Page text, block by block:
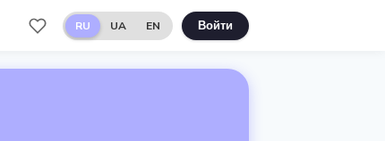
RU UA EN Войти